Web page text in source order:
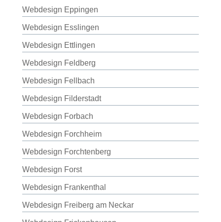
Webdesign Eppingen
Webdesign Esslingen
Webdesign Ettlingen
Webdesign Feldberg
Webdesign Fellbach
Webdesign Filderstadt
Webdesign Forbach
Webdesign Forchheim
Webdesign Forchtenberg
Webdesign Forst
Webdesign Frankenthal
Webdesign Freiberg am Neckar